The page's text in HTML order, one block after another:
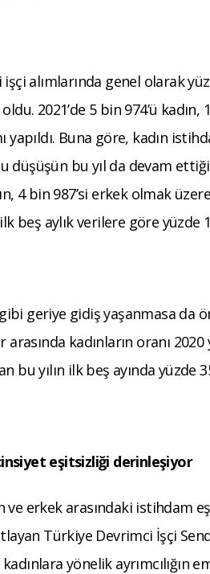
işçi alımlarında genel olarak
2021’de 5 bin 974’ü
Buna göre, kadın
düşüşün bu yıl da devam
4 bin 987’si erkek olmak
beş aylık verilere göre yüzde
geriye gidiş yaşanmasa da
kadınların oranı 2020
bu yılın ilk beş ayında yüzde
eşitsizliği derinleşiyor
ve erkek arasındaki istihdam
Türkiye Devrimci İşçi
yönelik